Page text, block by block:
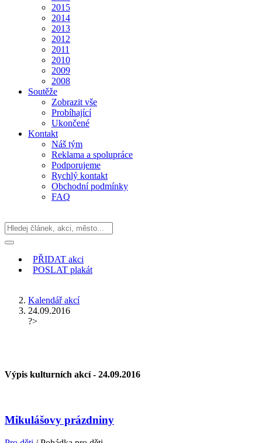
2015
2014
2013
2012
2011
2010
2009
2008
Soutěže
Zobrazit vše
Probíhající
Ukončené
Kontakt
Náš tým
Reklama a spolupráce
Podporujeme
Rychlý kontakt
Obchodní podmínky
FAQ
PŘIDAT akci
POSLAT plakát
Kalendář akcí
24.09.2016
?>
Výpis kulturních akcí - 24.09.2016
Mikulášovy prázdniny